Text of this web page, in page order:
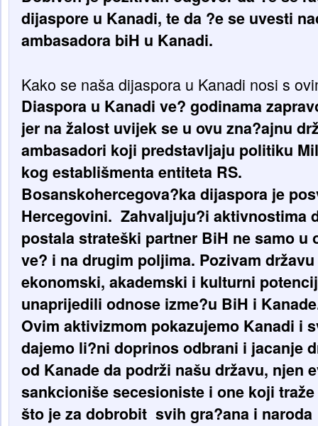
dijaspore u Kanadi, te da ?e se uvesti
ambasadora biH u Kanadi.
Kako se naša dijaspora u Kanadi nosi s
Diaspora u Kanadi ve? godinama
jer na žalost uvijek se u ovu zna?ajnu
ambasadori koji predstavljaju politiku
kog establišmenta entiteta RS.
Bosanskohercegova?ka dijaspora je
Hercegovini. Zahvaljuju?i aktivnostima
postala strateški partner BiH ne samo u
ve? i na drugim poljima. Pozivam
ekonomski, akademski i kulturni
unaprijedili odnose izme?u BiH i
Ovim aktivizmom pokazujemo Kanadi i
dajemo li?ni doprinos odbrani i jacanje
od Kanade da podrži našu državu, njen
sankcioniše secesioniste i one koji
što je za dobrobit svih gra?ana i